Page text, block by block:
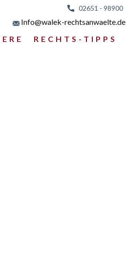
02651 - 98900
RECHTS-TIPPS
Info@walek-rechtsanwaelte.de